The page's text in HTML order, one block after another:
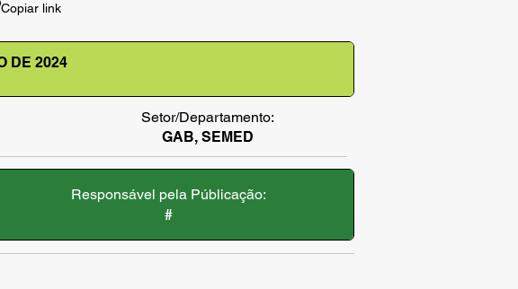
Copiar link
DE 2024
Setor/Departamento:
GAB, SEMED
Responsável pela Públicação:
#